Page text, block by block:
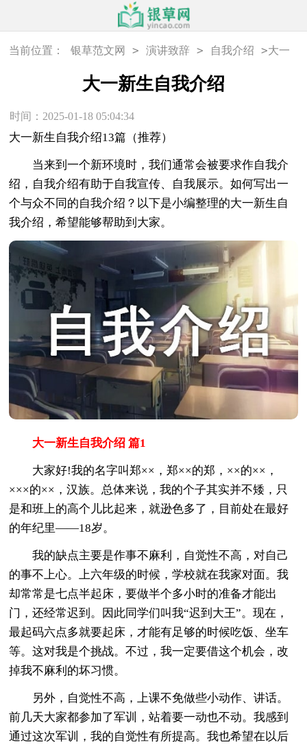
当前位置： 银草范文网 > 演讲致辞 > 自我介绍 >大一
大一新生自我介绍
时间：2025-01-18 05:04:34
大一新生自我介绍13篇（推荐）
当来到一个新环境时，我们通常会被要求作自我介
绍，自我介绍有助于自我宣传、自我展示。如何写出一
个与众不同的自我介绍？以下是小编整理的大一新生自
我介绍，希望能够帮助到大家。
大一新生自我介绍 篇1
大家好!我的名字叫郑××，郑××的郑，××的××，
×××的××，汉族。总体来说，我的个子其实并不矮，只
是和班上的高个儿比起来，就逊色多了，目前处在最好
的年纪里——18岁。
我的缺点主要是作事不麻利，自觉性不高，对自己
的事不上心。上六年级的时候，学校就在我家对面。我
却常常是七点半起床，要做半个多小时的准备才能出
门，还经常迟到。因此同学们叫我“迟到大王”。现在，
最起码六点多就要起床，才能有足够的时候吃饭、坐车
等。这对我是个挑战。不过，我一定要借这个机会，改
掉我不麻利的坏习惯。
另外，自觉性不高，上课不免做些小动作、讲话。
前几天大家都参加了军训，站着要一动也不动。我感到
通过这次军训，我的自觉性有所提高。我也希望在以后